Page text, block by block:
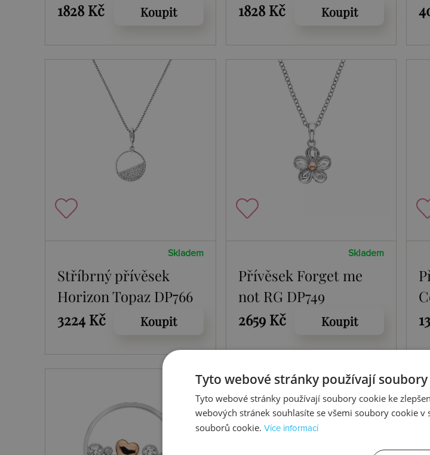
DP893
1828 Kč Koupit
DP892
1828 Kč Koupit
Skladem
Stříbrný přívěsek
Horizon Topaz DP766
3224 Kč
Koupit
Skladem
Přívěsek Forget me
not RG DP749
2659 Kč
Koupit
Tyto webové stránky používají
Tyto webové stránky používají soubory cookie ke
webových stránek souhlasíte se všemi soubory cookie
souborů cookie. Více informací